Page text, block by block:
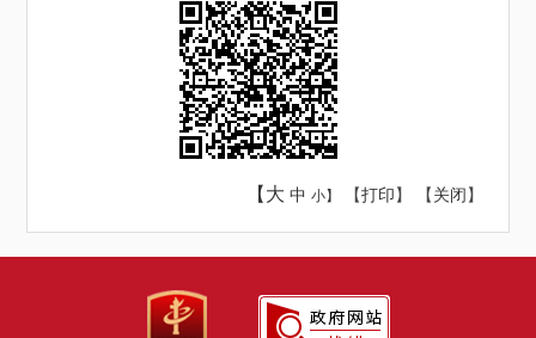
【大 中 小】 【打印 】 【 关闭 】